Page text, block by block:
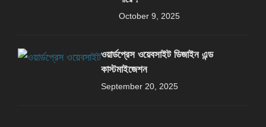
October 9, 2025
ওয়ার্ডপ্রেস ওয়েবসাইট ডিজাইন এন্ড
কাস্টমাইজেশন
September 20, 2025